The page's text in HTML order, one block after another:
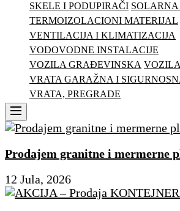
SKELE I PODUPIRAČI SOLARNA
TERMOIZOLACIONI MATERIJAL
VENTILACIJA I KLIMATIZACIJA
VODOVODNE INSTALACIJE
VOZILA GRAĐEVINSKA
VRATA GARAŽNA I
VRATA, PREGRADE
Menu
Prodajem granitne i mermerne
12 Jula, 2026